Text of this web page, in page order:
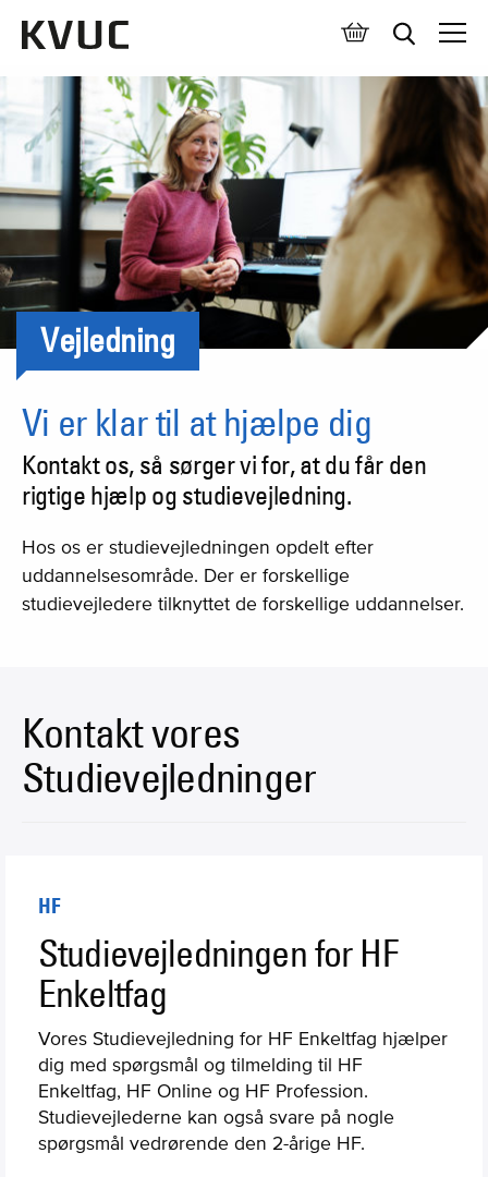
Vejledning
Vi er klar til at hjælpe dig
Kontakt os, så sørger vi for, at du får den
rigtige hjælp og studievejledning.
Hos os er studievejledningen opdelt efter
uddannelsesområde. Der er forskellige
studievejledere tilknyttet de forskellige uddannelser.
Kontakt vores
Studievejledninger
HF
Studievejledningen for HF
Enkeltfag
Vores Studievejledning for HF Enkeltfag hjælper
dig med spørgsmål og tilmelding til HF
Enkeltfag, HF Online og HF Profession.
Studievejlederne kan også svare på nogle
spørgsmål vedrørende den 2-årige HF.